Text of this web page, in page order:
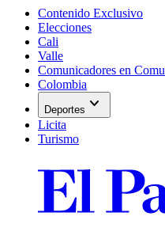
Contenido Exclusivo
Elecciones
Cali
Valle
Comunicadores en
Colombia
Deportes expand_more
Licita
Turismo